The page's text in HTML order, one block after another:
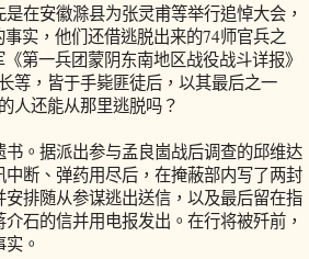
安徽滁县为张灵甫等举行追悼大会，
实，他们还借逃脱出来的74师官兵之
第一兵团蒙阴东南地区战役战斗详报》
等，皆于手毙匪徒后，以其最后之一
人还能从那里逃脱吗？
。据派出参与孟良崮战后调查的邱维达
断、弹药用尽后，在掩蔽部内写了两封
排随从参谋逃出送信，以及最后留在指
石的信并用电报发出。在行将被歼前，
。